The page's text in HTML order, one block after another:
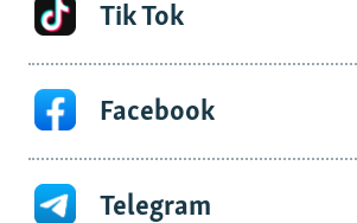
Tik Tok
Facebook
Telegram